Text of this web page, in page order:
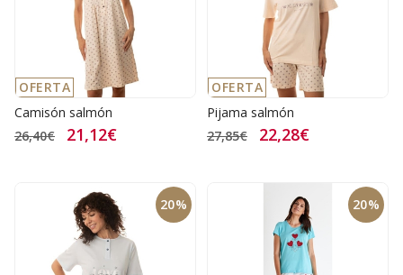
OFERTA
Camisón salmón
26,40€
21,12€
OFERTA
Pijama salmón
27,85€
22,28€
20% 20%